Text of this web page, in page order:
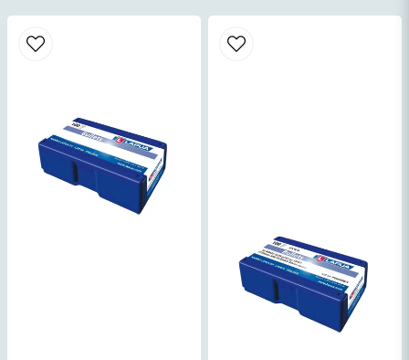
email
Mejladress
Ja, ni får publicera min fråga